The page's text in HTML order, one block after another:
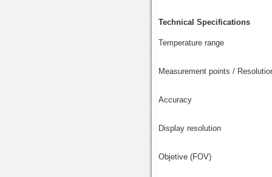
Technical Specifications
Temperature range
Measurement points /
Accuracy
Display resolution
Objetive (FOV)